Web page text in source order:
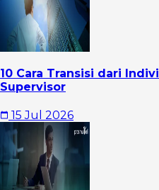
10 Cara Transisi dari
Supervisor
15 Jul 2026